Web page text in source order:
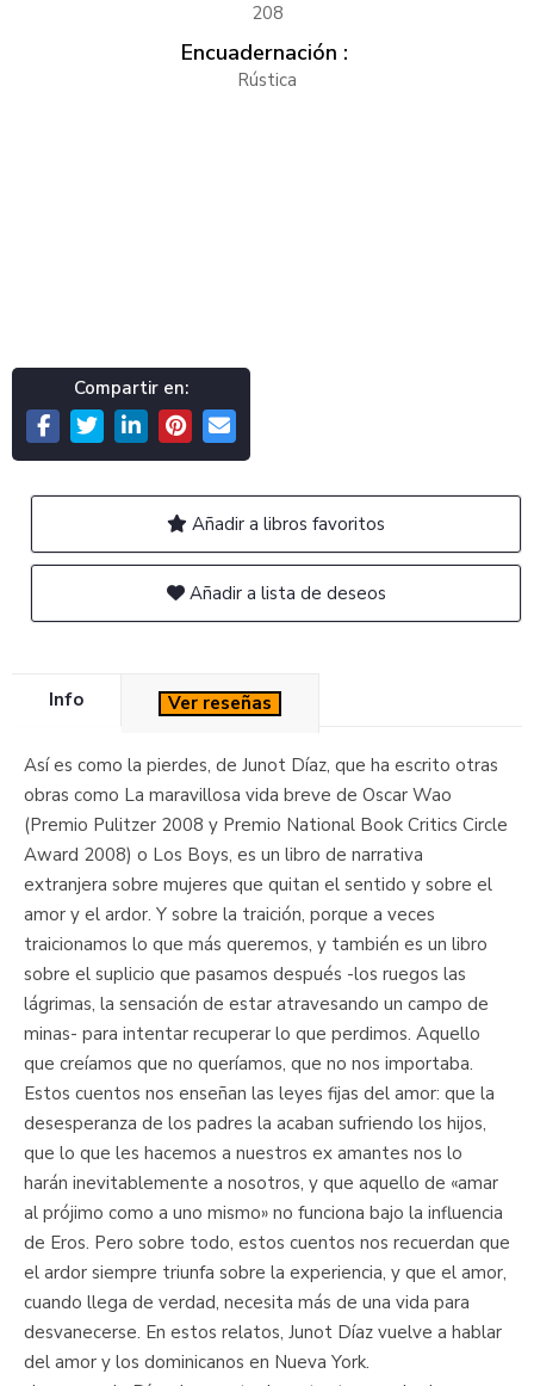
208
Encuadernación :
Rústica
Compartir en:
Añadir a libros favoritos
Añadir a lista de deseos
Info Ver reseñas
Así es como la pierdes, de Junot Díaz, que ha escrito otras
obras como La maravillosa vida breve de Oscar Wao
(Premio Pulitzer 2008 y Premio National Book Critics Circle
Award 2008) o Los Boys, es un libro de narrativa
extranjera sobre mujeres que quitan el sentido y sobre el
amor y el ardor. Y sobre la traición, porque a veces
traicionamos lo que más queremos, y también es un libro
sobre el suplicio que pasamos después -los ruegos las
lágrimas, la sensación de estar atravesando un campo de
minas- para intentar recuperar lo que perdimos. Aquello
que creíamos que no queríamos, que no nos importaba.
Estos cuentos nos enseñan las leyes fijas del amor: que la
desesperanza de los padres la acaban sufriendo los hijos,
que lo que les hacemos a nuestros ex amantes nos lo
harán inevitablemente a nosotros, y que aquello de «amar
al prójimo como a uno mismo» no funciona bajo la influencia
de Eros. Pero sobre todo, estos cuentos nos recuerdan que
el ardor siempre triunfa sobre la experiencia, y que el amor,
cuando llega de verdad, necesita más de una vida para
desvanecerse. En estos relatos, Junot Díaz vuelve a hablar
del amor y los dominicanos en Nueva York.